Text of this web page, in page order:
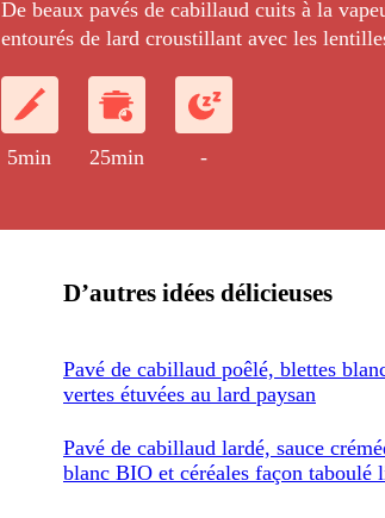
De beaux pavés de cabillaud cuits à la
entourés de lard croustillant avec les
5min 25min -
D’autres idées délicieuses
Pavé de cabillaud poêlé, blettes
vertes étuvées au lard paysan
Pavé de cabillaud lardé, sauce
blanc BIO et céréales façon taboulé